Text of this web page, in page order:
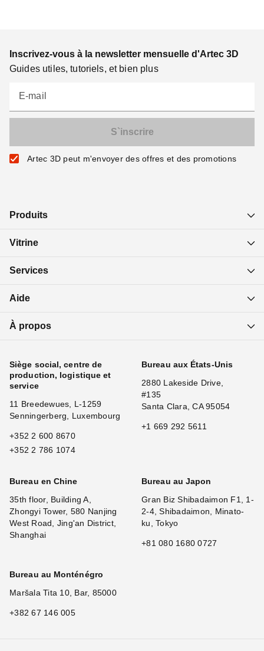
Inscrivez-vous à la newsletter mensuelle d'Artec 3D
Guides utiles, tutoriels, et bien plus
E-mail
Artec 3D peut m'envoyer des offres et des promotions
Produits
Vitrine
Services
Aide
À propos
Siège social, centre de
production, logistique et
service
11 Breedewues, L-1259
Senningerberg, Luxembourg
+352 2 600 8670
+352 2 786 1074
Bureau aux États-Unis
2880 Lakeside Drive,
#135
Santa Clara, CA 95054
+1 669 292 5611
Bureau en Chine
35th floor, Building A,
Zhongyi Tower, 580 Nanjing
West Road, Jing'an District,
Shanghai
Bureau au Japon
Gran Biz Shibadaimon F1, 1-
2-4, Shibadaimon, Minato-
ku, Tokyo
+81 080 1680 0727
Bureau au Monténégro
Maršala Tita 10, Bar, 85000
+382 67 146 005